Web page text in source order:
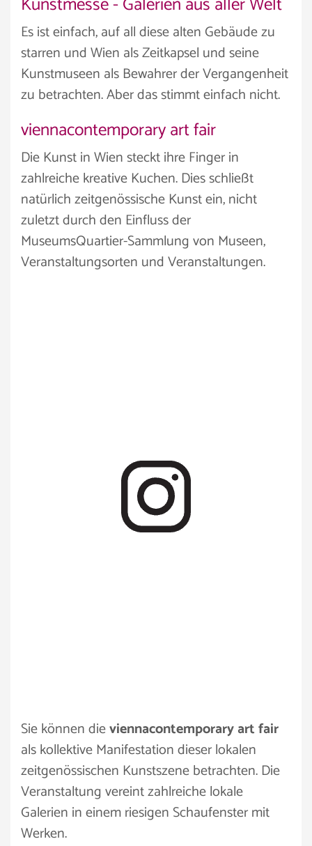
Es ist einfach, auf all diese alten Gebäude zu
starren und Wien als Zeitkapsel und seine
Kunstmuseen als Bewahrer der Vergangenheit
zu betrachten. Aber das stimmt einfach nicht.
viennacontemporary art fair
Die Kunst in Wien steckt ihre Finger in
zahlreiche kreative Kuchen. Dies schließt
natürlich zeitgenössische Kunst ein, nicht
zuletzt durch den Einfluss der
MuseumsQuartier-Sammlung von Museen,
Veranstaltungsorten und Veranstaltungen.
Sie können dieviennacontemporary art fair
als kollektive Manifestation dieser lokalen
zeitgenössischen Kunstszene betrachten. Die
Veranstaltung vereint zahlreiche lokale
Galerien in einem riesigen Schaufenster mit
Werken.